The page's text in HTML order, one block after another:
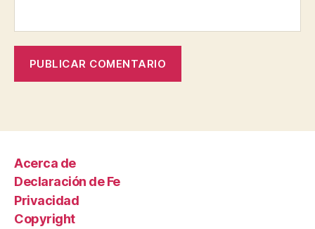
Acerca de
Declaración de Fe
Privacidad
Copyright